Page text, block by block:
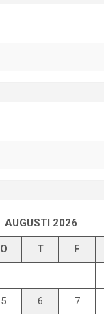
AUGUSTI 2026
O T F
5 6 7